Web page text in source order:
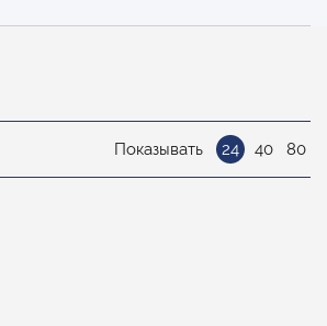
Показывать 24 40 80